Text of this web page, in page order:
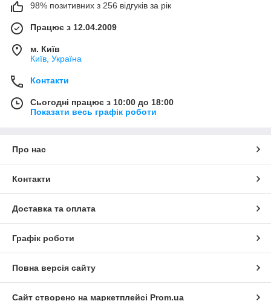
98% позитивних з 256 відгуків за рік
Працює з 12.04.2009
м. Київ
Київ, Україна
Контакти
Сьогодні працює з 10:00 до 18:00
Показати весь графік роботи
Про нас
Контакти
Доставка та оплата
Графік роботи
Повна версія сайту
Сайт створено на маркетплейсі Prom.ua